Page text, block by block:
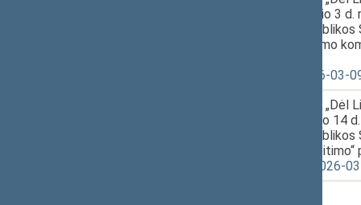
2024 m. gruodžio 3
Lietuvos
žvaigždės skyrimo
XVP-1275 2026-03-
Seimo nutarimo „Dėl
2024 m. lapkričio 14
Lietuvos
sudarymo“
XVP-1276(3) 2026-